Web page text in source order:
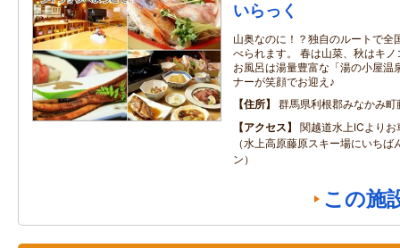
いらっく
山奥なのに！？独自のルートで全
べられます。 春は山菜、秋はキ
お風呂は湯量豊富な「湯の小屋温
ナーが笑顔でお迎え♪
住所
群馬県利根郡みなかみ
アクセス
関越道水上ICより
（水上高原藤原スキー場にいちば
ン）
この施